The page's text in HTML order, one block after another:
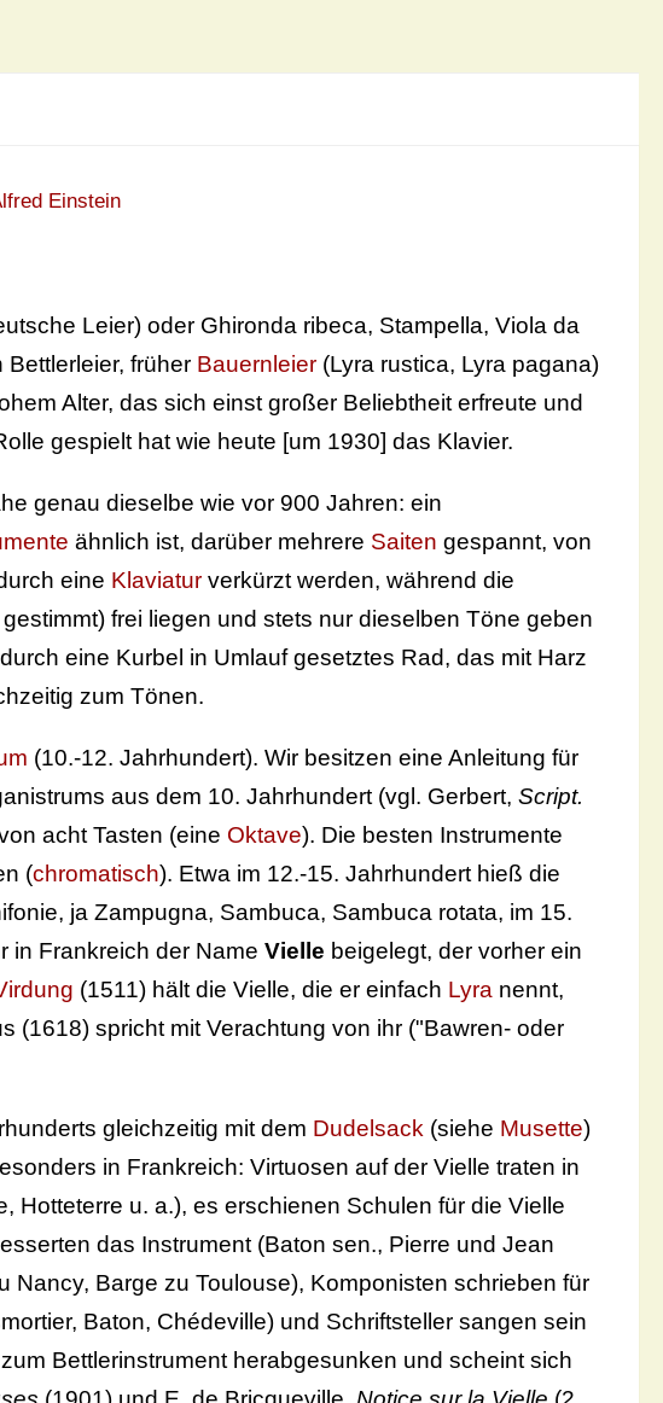
Einstein
Leier) oder Ghironda ribeca, Stampella, Viola da
früher Bauernleier (Lyra rustica, Lyra pagana)
Alter, das sich einst großer Beliebtheit erfreute und
gespielt hat wie heute [um 1930] das Klavier.
genau dieselbe wie vor 900 Jahren: ein
ähnlich ist, darüber mehrere Saiten gespannt, von
eine Klaviatur verkürzt werden, während die
frei liegen und stets nur dieselben Töne geben
eine Kurbel in Umlauf gesetztes Rad, das mit Harz
zum Tönen.
(10.-12. Jahrhundert). Wir besitzen eine Anleitung für
aus dem 10. Jahrhundert (vgl. Gerbert, Script.
acht Tasten (eine Oktave). Die besten Instrumente
(chromatisch). Etwa im 12.-15. Jahrhundert hieß die
ja Zampugna, Sambuca, Sambuca rotata, im 15.
in Frankreich der Name Vielle beigelegt, der vorher ein
(1511) hält die Vielle, die er einfach Lyra nennt,
(1618) spricht mit Verachtung von ihr ("Bawren- oder
gleichzeitig mit dem Dudelsack (siehe Musette)
in Frankreich: Virtuosen auf der Vielle traten in
Hotteterre u. a.), es erschienen Schulen für die Vielle
das Instrument (Baton sen., Pierre und Jean
Nancy, Barge zu Toulouse), Komponisten schrieben für
Baton, Chédeville) und Schriftsteller sangen sein
Bettlerinstrument herabgesunken und scheint sich